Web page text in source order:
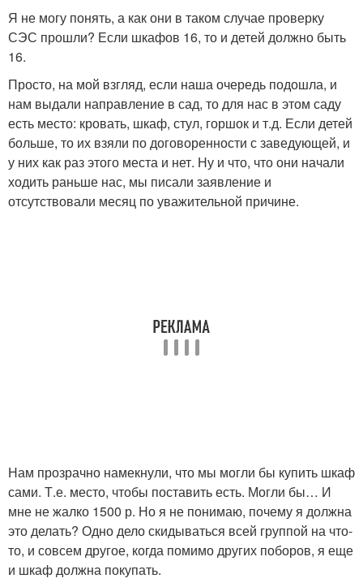
Я не могу понять, а как они в таком случае проверку
СЭС прошли? Если шкафов 16, то и детей должно быть
16.
Просто, на мой взгляд, если наша очередь подошла, и
нам выдали направление в сад, то для нас в этом саду
есть место: кровать, шкаф, стул, горшок и т.д. Если детей
больше, то их взяли по договоренности с заведующей, и
у них как раз этого места и нет. Ну и что, что они начали
ходить раньше нас, мы писали заявление и
отсутствовали месяц по уважительной причине.
Нам прозрачно намекнули, что мы могли бы купить шкаф
сами. Т.е. место, чтобы поставить есть. Могли бы… И
мне не жалко 1500 р. Но я не понимаю, почему я должна
это делать? Одно дело скидываться всей группой на что-
то, и совсем другое, когда помимо других поборов, я еще
и шкаф должна покупать.